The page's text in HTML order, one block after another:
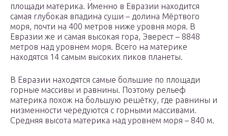
площади материка. Именно в Евразии находится
самая глубокая впадина суши – долина Мёртвого
моря, почти на 400 метров ниже уровня моря. В
Евразии же и самая высокая гора, Эверест – 8848
метров над уровнем моря. Всего на материке
находятся 14 самым высоких пиков планеты.
В Евразии находятся самые большие по площади
горные массивы и равнины. Поэтому рельеф
материка похож на большую решётку, где равнины и
низменности чередуются с горными массивами.
Средняя высота материка над уровнем моря – 840 м.